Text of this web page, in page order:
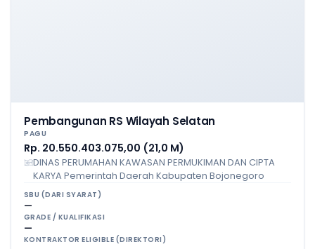
Pembangunan RS Wilayah Selatan
PAGU
Rp. 20.550.403.075,00 (21,0 M)
DINAS PERUMAHAN KAWASAN PERMUKIMAN DAN CIPTA
KARYA Pemerintah Daerah Kabupaten Bojonegoro
SBU (DARI SYARAT)
—
GRADE / KUALIFIKASI
—
KONTRAKTOR ELIGIBLE (DIREKTORI)